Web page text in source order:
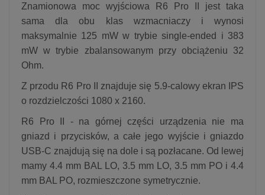
Znamionowa moc wyjściowa R6 Pro II jest taka
sama dla obu klas wzmacniaczy i wynosi
maksymalnie 125 mW w trybie single-ended i 383
mW w trybie zbalansowanym przy obciążeniu 32
Ohm.
Z przodu R6 Pro II znajduje się 5.9-calowy ekran IPS
o rozdzielczości 1080 x 2160.
R6 Pro II - na górnej części urządzenia nie ma
gniazd i przycisków, a całe jego wyjście i gniazdo
USB-C znajdują się na dole i są pozłacane. Od lewej
mamy 4.4 mm BAL LO, 3.5 mm LO, 3.5 mm PO i 4.4
mm BAL PO, rozmieszczone symetrycznie.